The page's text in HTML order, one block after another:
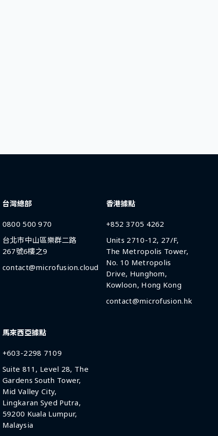
台灣總部
0800 500 970
台北市中山區樂群二路
267號6樓之9
contact@microfusion.cloud
香港據點
+852 3705 4262
Units 2710-12, 27/F,
The Metropolis Tower,
No. 10 Metropolis
Drive, Hunghom,
Kowloon, Hong Kong
contact@microfusion.hk
馬來西亞據點
+603-2298 7109
Suite 811, Level 28, The
Gardens South Tower,
Mid Valley City,
Lingkaran Syed Putra,
59200 Kuala Lumpur,
Malaysia